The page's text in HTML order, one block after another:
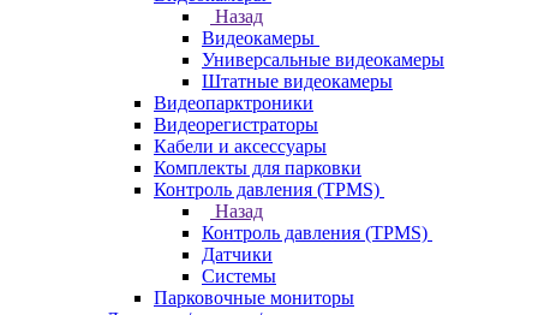
Назад
Видеокамеры
Универсальные видеокамеры
Штатные видеокамеры
Видеопарктроники
Видеорегистраторы
Кабели и аксессуары
Комплекты для парковки
Контроль давления (TPMS)
Назад
Контроль давления (TPMS)
Датчики
Системы
Парковочные мониторы